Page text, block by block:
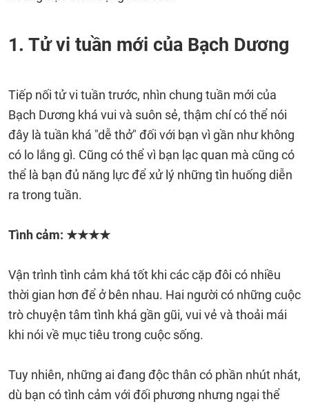
1. Tử vi tuần mới của Bạch Dương
Tiếp nối tử vi tuần trước, nhìn chung tuần mới của
Bạch Dương khá vui và suôn sẻ, thậm chí có thể nói
đây là tuần khá "dễ thở" đối với bạn vì gần như không
có lo lắng gì. Cũng có thể vì bạn lạc quan mà cũng có
thể là bạn đủ năng lực để xử lý những tìn huống diễn
ra trong tuần.
Tình cảm: ★★★★
Vận trình tình cảm khá tốt khi các cặp đôi có nhiều
thời gian hơn để ở bên nhau. Hai người có những cuộc
trò chuyện tâm tình khá gần gũi, vui vẻ và thoải mái
khi nói về mục tiêu trong cuộc sống.
Tuy nhiên, những ai đang độc thân có phần nhút nhát,
dù bạn có tình cảm với đối phương nhưng ngại thể